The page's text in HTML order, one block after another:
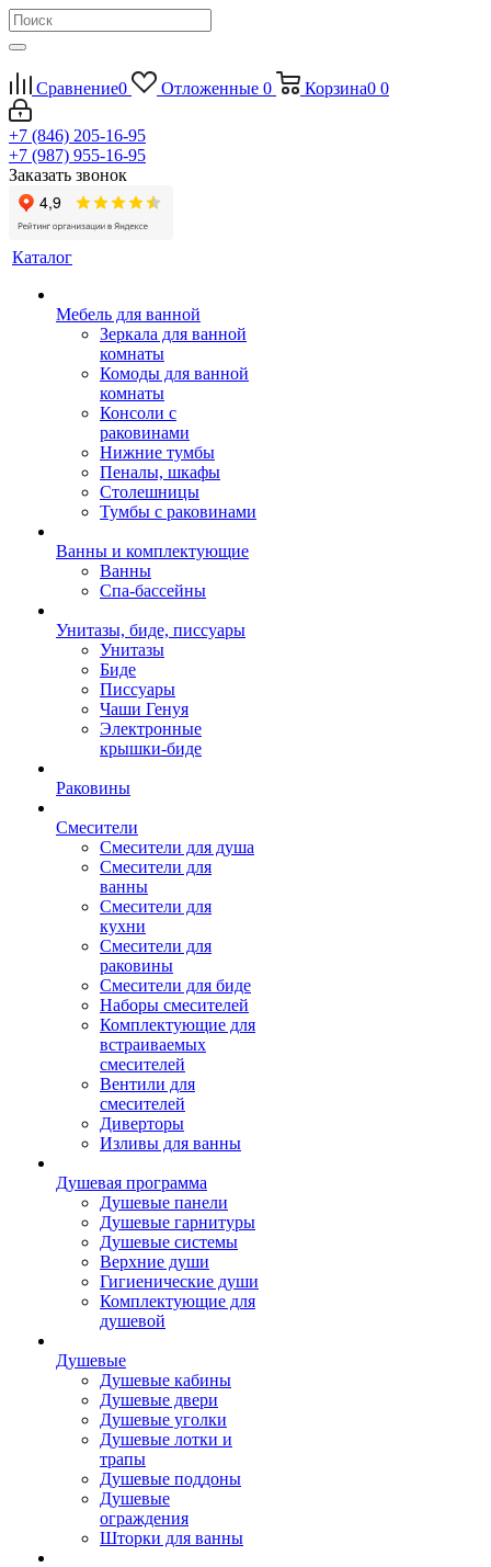
Сравнение0 Отложенные 0 Корзина0 0
+7 (846) 205-16-95
+7 (987) 955-16-95
Заказать звонок
Каталог
Мебель для ванной
Зеркала для ванной
комнаты
Комоды для ванной
комнаты
Консоли с
раковинами
Нижние тумбы
Пеналы, шкафы
Столешницы
Тумбы с раковинами
Ванны и комплектующие
Ванны
Спа-бассейны
Унитазы, биде, писсуары
Унитазы
Биде
Писсуары
Чаши Генуя
Электронные
крышки-биде
Раковины
Смесители
Смесители для душа
Смесители для
ванны
Смесители для
кухни
Смесители для
раковины
Смесители для биде
Наборы смесителей
Комплектующие для
встраиваемых
смесителей
Вентили для
смесителей
Диверторы
Изливы для ванны
Душевая программа
Душевые панели
Душевые гарнитуры
Душевые системы
Верхние души
Гигиенические души
Комплектующие для
душевой
Душевые
Душевые кабины
Душевые двери
Душевые уголки
Душевые лотки и
трапы
Душевые поддоны
Душевые
ограждения
Шторки для ванны